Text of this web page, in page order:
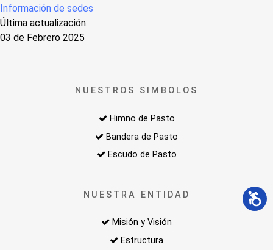
Información de sedes
Última actualización:
03 de Febrero 2025
NUESTROS SIMBOLOS
Himno de Pasto
Bandera de Pasto
Escudo de Pasto
NUESTRA ENTIDAD
Misión y Visión
Estructura